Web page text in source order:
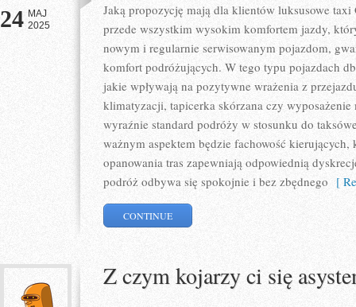
24 MAJ
2025
Jaką propozycję mają dla klientów luksusowe
przede wszystkim wysokim komfortem jazdy,
nowym i regularnie serwisowanym pojazdom,
komfort podróżujących. W tego typu pojazdach
jakie wpływają na pozytywne wrażenia z
klimatyzacji, tapicerka skórzana czy
wyraźnie standard podróży w stosunku do
ważnym aspektem będzie fachowość kierujących,
opanowania tras zapewniają odpowiednią
podróż odbywa się spokojnie i bez zbędnego [
CONTINUE
Z czym kojarzy ci się